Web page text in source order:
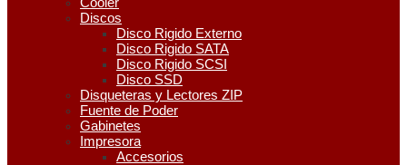
Discos
Disco Rigido Externo
Disco Rigido SATA
Disco Rigido SCSI
Disco SSD
Disqueteras y Lectores ZIP
Fuente de Poder
Gabinetes
Impresora
Accesorios